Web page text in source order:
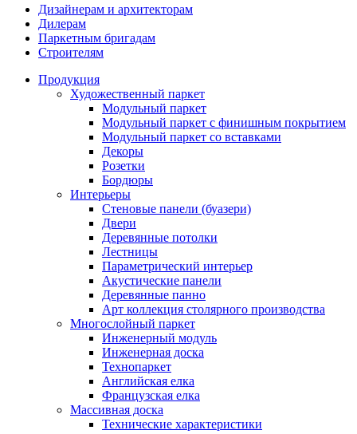
Дизайнерам и архитекторам
Дилерам
Паркетным бригадам
Строителям
Продукция
Художественный паркет
Модульный паркет
Модульный паркет с финишным покрытием
Модульный паркет со вставками
Декоры
Розетки
Бордюры
Интерьеры
Стеновые панели (буазери)
Двери
Деревянные потолки
Лестницы
Параметрический интерьер
Акустические панели
Деревянные панно
Арт коллекция столярного производства
Многослойный паркет
Инженерный модуль
Инженерная доска
Технопаркет
Английская елка
Французская елка
Массивная доска
Технические характеристики